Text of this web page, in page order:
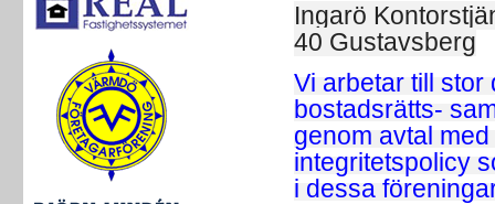
Ingarö
40 Gustavsberg
Vi arbetar till stor
bostadsrätts-
genom avtal
integritetspolicy
i dessa